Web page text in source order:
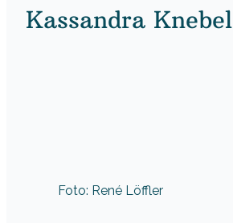
Kassandra Knebel
Foto: René Löffler